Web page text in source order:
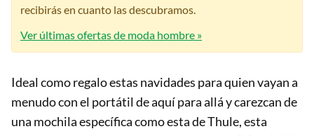
recibirás en cuanto las descubramos.
Ver últimas ofertas de moda hombre »
Ideal como regalo estas navidades para quien vayan a
menudo con el portátil de aquí para allá y carezcan de
una mochila específica como esta de Thule, esta